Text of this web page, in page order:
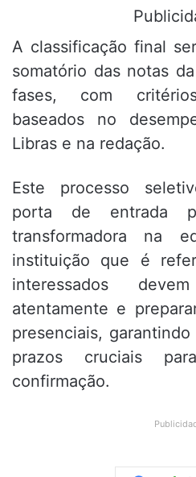
A classificação final
somatório das notas
fases, com
baseados no
Libras e na redação.
Este processo
porta de entrada
transformadora na
instituição que é
interessados
atentamente e
presenciais,
prazos cruciais
confirmação.